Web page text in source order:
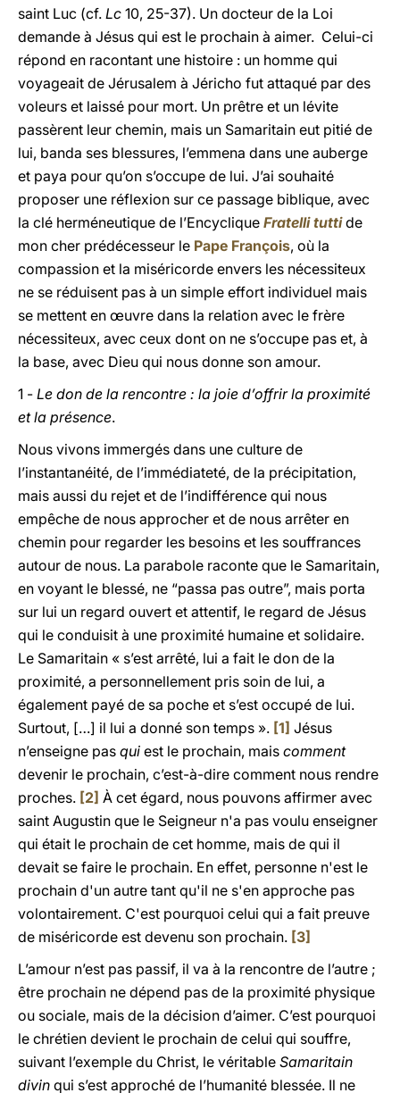
saint Luc (cf. Lc 10, 25-37). Un docteur de la Loi
demande à Jésus qui est le prochain à aimer. Celui-ci
répond en racontant une histoire : un homme qui
voyageait de Jérusalem à Jéricho fut attaqué par des
voleurs et laissé pour mort. Un prêtre et un lévite
passèrent leur chemin, mais un Samaritain eut pitié de
lui, banda ses blessures, l’emmena dans une auberge
et paya pour qu’on s’occupe de lui. J’ai souhaité
proposer une réflexion sur ce passage biblique, avec
la clé herméneutique de l’Encyclique Fratelli tuttide
mon cher prédécesseur le Pape François, où la
compassion et la miséricorde envers les nécessiteux
ne se réduisent pas à un simple effort individuel mais
se mettent en œuvre dans la relation avec le frère
nécessiteux, avec ceux dont on ne s’occupe pas et, à
la base, avec Dieu qui nous donne son amour.
1 - Le don de la rencontre : la joie d’offrir la proximité
et la présence.
Nous vivons immergés dans une culture de
l’instantanéité, de l’immédiateté, de la précipitation,
mais aussi du rejet et de l’indifférence qui nous
empêche de nous approcher et de nous arrêter en
chemin pour regarder les besoins et les souffrances
autour de nous. La parabole raconte que le Samaritain,
en voyant le blessé, ne “passa pas outre”, mais porta
sur lui un regard ouvert et attentif, le regard de Jésus
qui le conduisit à une proximité humaine et solidaire.
Le Samaritain « s’est arrêté, lui a fait le don de la
proximité, a personnellement pris soin de lui, a
également payé de sa poche et s’est occupé de lui.
Surtout, […] il lui a donné son temps ». [1] Jésus
n’enseigne pas qui est le prochain, mais comment
devenir le prochain, c’est-à-dire comment nous rendre
proches. [2] À cet égard, nous pouvons affirmer avec
saint Augustin que le Seigneur n'a pas voulu enseigner
qui était le prochain de cet homme, mais de qui il
devait se faire le prochain. En effet, personne n'est le
prochain d'un autre tant qu'il ne s'en approche pas
volontairement. C'est pourquoi celui qui a fait preuve
de miséricorde est devenu son prochain. [3]
L’amour n’est pas passif, il va à la rencontre de l’autre ;
être prochain ne dépend pas de la proximité physique
ou sociale, mais de la décision d’aimer. C’est pourquoi
le chrétien devient le prochain de celui qui souffre,
suivant l’exemple du Christ, le véritable Samaritain
divin qui s’est approché de l’humanité blessée. Il ne